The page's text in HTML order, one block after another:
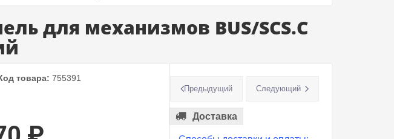
для механизмов BUS/SCS.С
товара: 755391
Предыдущий Следующий
Доставка